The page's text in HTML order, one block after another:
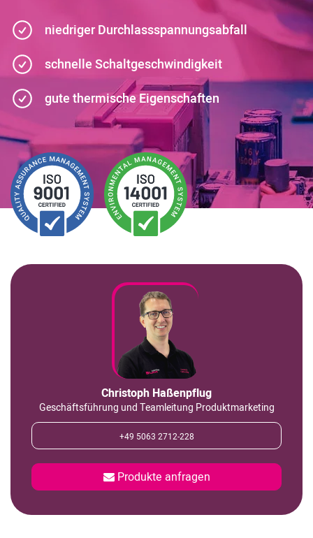
niedriger Durchlassspannungsabfall
schnelle Schaltgeschwindigkeit
gute thermische Eigenschaften
Christoph Haßenpflug
Geschäftsführung und Teamleitung Produktmarketing
+49 5063 2712-228
Produkte anfragen
Kontakt
Kundenbereich